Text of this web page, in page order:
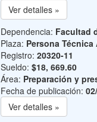
Ver detalles »
Dependencia: Facultad
Plaza: Persona
Registro: 20320-11
Sueldo: $18, 669.60
Área: Preparación y
Fecha de publicación:
Ver detalles »